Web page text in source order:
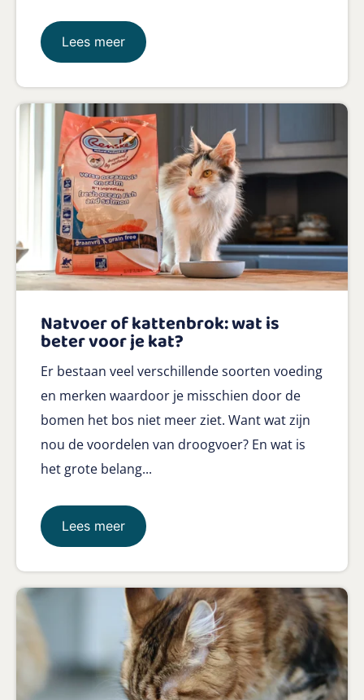
Lees meer
Natvoer of kattenbrok: wat is
beter voor je kat?
Er bestaan veel verschillende soorten voeding
en merken waardoor je misschien door de
bomen het bos niet meer ziet. Want wat zijn
nou de voordelen van droogvoer? En wat is
het grote belang...
Lees meer